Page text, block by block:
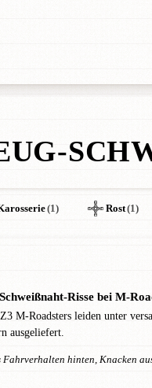
(1) Rost(1)
Risse bei M-
M-Roadsters leiden unter
ausgeliefert.
Fahrverhalten hinten, Knacken